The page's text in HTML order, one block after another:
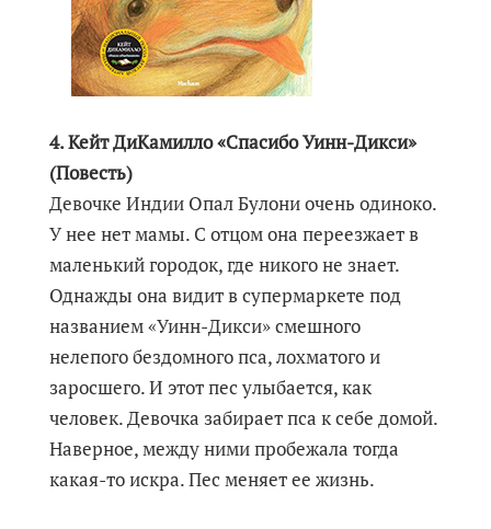
4. Кейт ДиКамилло «Спасибо Уинн-Дикси»
(Повесть)
Девочке Индии Опал Булони очень одиноко.
У нее нет мамы. С отцом она переезжает в
маленький городок, где никого не знает.
Однажды она видит в супермаркете под
названием «Уинн-Дикси» смешного
нелепого бездомного пса, лохматого и
заросшего. И этот пес улыбается, как
человек. Девочка забирает пса к себе домой.
Наверное, между ними пробежала тогда
какая-то искра. Пес меняет ее жизнь.